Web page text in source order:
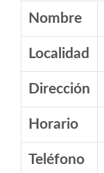
Nombre
Localidad
Dirección
Horario
Teléfono